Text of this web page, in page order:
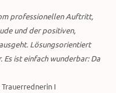
professionellen Auftritt,
und der positiven,
Lösungsorientiert
ist einfach wunderbar: Da
I